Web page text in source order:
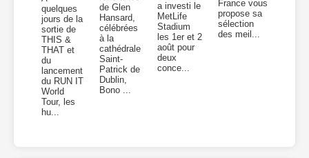
quelques
jours de la
sortie de
THIS &
THAT et
du
lancement
du RUN IT
World
Tour, les
hu...
de Glen
Hansard,
célébrées
à la
cathédrale
Saint-
Patrick de
Dublin,
Bono ...
a investi le
MetLife
Stadium
les 1er et 2
août pour
deux
conce...
France vous
propose sa
sélection
des meil...